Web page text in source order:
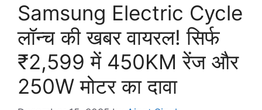
Samsung Electric Cycle
लॉन्च की खबर वायरल! सिर्फ
₹2,599 में 450KM रेंज और
250W मोटर का दावा